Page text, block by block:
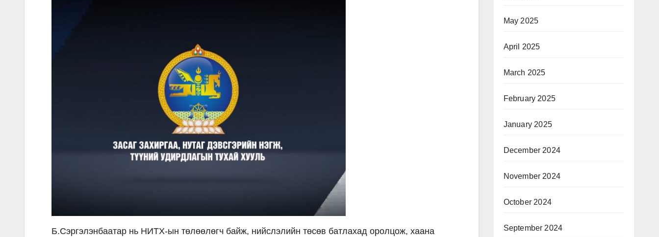
Б.Сэргэлэнбаатар нь НИТХ-ын төлөөлөгч байж, нийслэлийн төсөв батлахад оролцож, хаана
May 2025
April 2025
March 2025
February 2025
January 2025
December 2024
November 2024
October 2024
September 2024